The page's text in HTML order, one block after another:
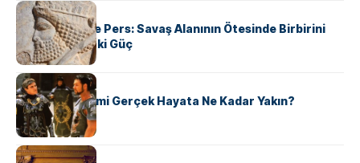
KÜLTÜR
Antik Yunan ve Pers: Savaş Alanının Ötesinde Birbirini
Şekillendiren İki Güç
KÜLTÜR
‘Gladiator’ Filmi Gerçek Hayata Ne Kadar Yakın?
KÜLTÜR